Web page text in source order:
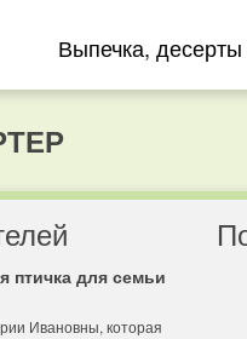
Выпечка, десерты
птичка для семьи
Ивановны, которая